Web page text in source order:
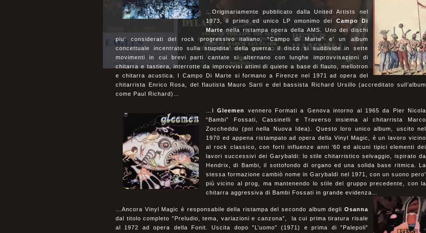
…Originariamente pubblicato dalla United Artists nel
1973, il primo ed unico LP omonimo dei Campo Di
Marte nella ristampa opera della AMS. Uno dei dischi
piu’ considerati del rock progressivo italiano, “Campo di Marte” e’ un album
concettuale incentrato sulla stupidita’ della guerra: il disco si suddivide in sette
movimenti in cui brevi parti cantate si alternano con lunghe improvvisazioni di
chitarra e tastiera, interrotte da improvvisi attimi di quiete a base di flauto, mellotron
e chitarra acustica. I Campo Di Marte si formano a Firenze nel 1971 ad opera del
chitarrista Enrico Rosa, del flautista Mauro Sarti e del bassista Richard Ursillo (accreditato sull’album
come Paul Richard)…
…IGleemen
vennero Formati a Genova intorno al 1965 da Pier Nicola
“Bambi” Fossati, Cassinelli e Traverso insiema al chitarrista Marco
Zoccheddu (poi nella Nuova Idea). Questo loro unico album, uscito nel
1970 ed appena ristampato ad opera della Vinyl Magic, è un lavoro vicino
al rock classico, con forti influenze anni ‘60 ed alcuni tipici elementi dei
lavori successivi dei Garybaldi: lo stile chitarristico selvaggio, ispirato da
Hendrix, di Bambi, il sottofondo di organo ed una solida base ritmica. La
stessa formazione cambiò nome in Garybaldi nel 1971, con un suono pero’
più vicino al prog, ma mantenendo lo stile del gruppo precedente, con la
chitarra aggressiva di Bambi Fossati in grande evidenza…
…Ancora Vinyl Magic è responsabile della ristampa del secondo album degli Osanna
dal titolo completo ”Preludio, tema, variazioni e canzona”, la cui prima tiratura risale
al 1972 ad opera della Fonit. Uscita dopo ”L’uomo” (1971) e prima di ”Palepoli”